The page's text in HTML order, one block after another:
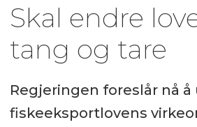
Skal endre
tang og tare
Regjeringen foreslår nå å
fiskeeksportlovens